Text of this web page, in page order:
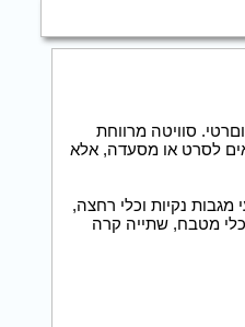
סוויטה מרווחת
לסרט או מסעדה, אלא
מגבות נקיות וכלי רחצה,
מטבח, שתייה קרה